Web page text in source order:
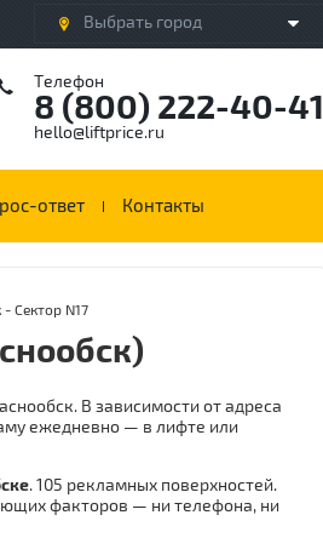
Выбрать город
Телефон
8 (800) 222-40-41
hello@liftprice.ru
ответ Контакты
Сектор N17
В зависимости от адреса
ежедневно — в лифте или
. 105 рекламных поверхностей.
факторов — ни телефона, ни